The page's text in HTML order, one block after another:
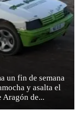
un fin de semana
y asalta el
Aragón de...